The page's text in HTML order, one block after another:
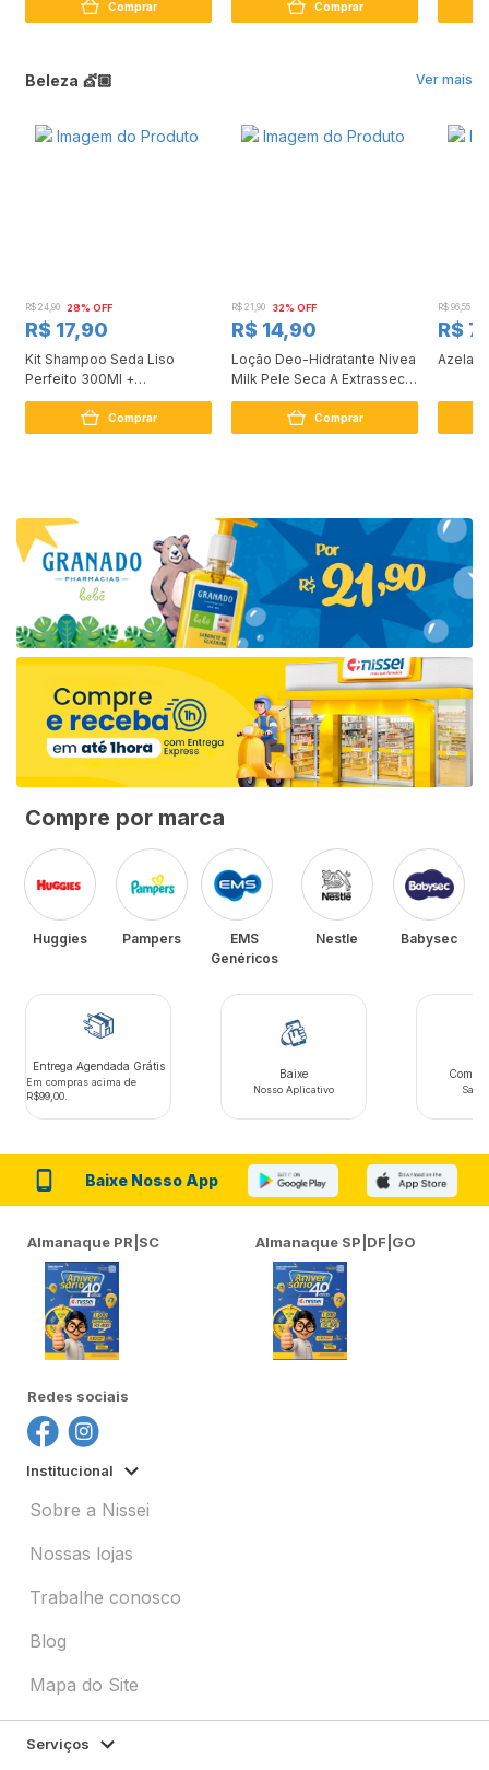
Comprar Comprar
Ver mais
Beleza 💇🏼
R$ 24,90 28% OFF
R$ 17,90
Kit Shampoo Seda Liso
Perfeito 300Ml +
Condicionador 190Ml
Comprar
R$ 21,90 32% OFF
R$ 14,90
Loção Deo-Hidratante Nivea
Milk Pele Seca A Extrasseca
200Ml
Comprar
R$ 96,55
R$
Azelan
Compre por marca
Huggies Pampers
EMS
Genéricos
Nestle Babysec
Entrega Agendada Grátis
Em compras acima de
R$99,00.
Baixe
Nosso Aplicativo
Baixe Nosso App
Almanaque PR|SC Almanaque SP|DF|GO
Redes sociais
Institucional
Sobre a Nissei
Nossas lojas
Trabalhe conosco
Blog
Mapa do Site
Serviços